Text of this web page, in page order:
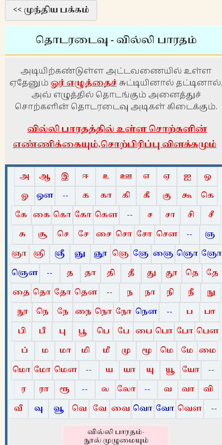
<< முந்திய பக்கம்
தொடரடைவு - வில்லி பாரதம்
அடியிற்கண்டுள்ள அட்டவணையில் உள்ள
ஏதேனும்ஓர் எழுத்தைச்சுட்டியினால்
அவ் எழுத்தில் தொடங்கும் அனைத்துச்
சொற்களின் தொடரடைவு அடிகள் கிடைக்கும்.
வில்லி பாரதத்தில் உள்ள சொற்களின்
எண்ணிக்கையும்,சொற்பிரிப்பு விளக்கமும்
அ ஆ இ ஈ உ ஊ எ ஏ ஐ
ஒ
ஓ
ஔ -- க கா கி கீ கு கூ
கெ
கே கை கொ கோ கௌ -- ச சா சி
சீ
சு
சூ செ சே சை சொ சோ சௌ --
ஞ
ஞா
ஞி ஞீ ஞு ஞூ ஞெ ஞே ஞை ஞொ ஞோ
ஞௌ
-- த தா தி தீ து தூ தெ
தே
தை தொ தோ தௌ -- ந நா நி நீ
நு
நூ
நெ நே நை நொ நோ நௌ -- ப
பா
பி
பீ பு பூ பெ பே பை பொ போ பௌ
ப்
ம மா மி மீ மு மூ மெ மே மை
மொ மோ மௌ -- ய யா யு யூ யோ
--
ர
ரா ரூ -- ல லோ -- வ வா
வி
வீ
வு வூ வெ வே வை வொ வோ வௌ --
வில்லி பாரதம்-
நூல் முழுமையும்